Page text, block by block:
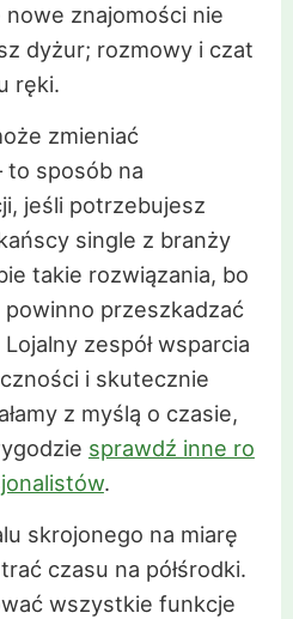
nowe znajomości nie
dyżur; rozmowy i czat
ręki.
zmieniać
to sposób na
jeśli potrzebujesz
single z branży
takie rozwiązania, bo
przeszkadzać
zespół wsparcia
i skutecznie
z myślą o czasie,
sprawdź inne ro
.
skrojonego na miarę
czasu na półśrodki.
wszystkie funkcje